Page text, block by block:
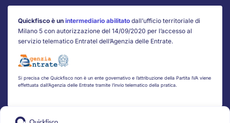
Quickfisco è un intermediario abilitato dall’ufficio territoriale di
Milano 5 con autorizzazione del 14/09/2020 per l’accesso al
servizio telematico Entratel dell’Agenzia delle Entrate.
Si precisa che Quickfisco non è un ente governativo e l’attribuzione della Partita IVA viene
effettuata dall’Agenzia delle Entrate tramite l’invio telematico della pratica.